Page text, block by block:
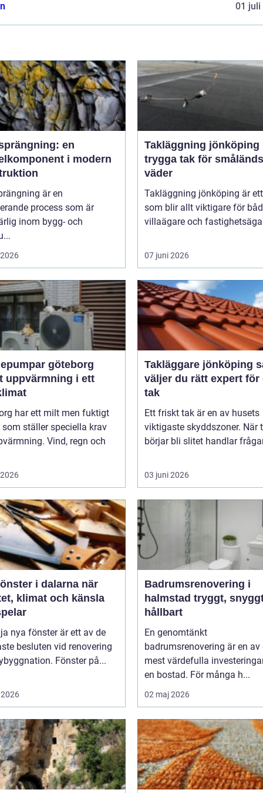
01 juli
en
i modern
är en
process som är
inom bygg- och
Takläggning jönköping
trygga tak för
väder
Takläggning jönköping är
som blir allt viktigare för
villaägare och
07 juni 2026
göteborg
uppvärmning i ett
har ett milt men fuktigt
ställer speciella krav
Vind, regn och
Takläggare jönköping så
väljer du rätt expert för
tak
Ett friskt tak är en av husets
viktigaste skyddszoner. När
börjar bli slitet handlar
03 juni 2026
i dalarna när
klimat och känsla
nya fönster är ett av de
besluten vid renovering
Fönster på...
Badrumsrenovering i
halmstad tryggt, snyggt och
hållbart
En genomtänkt
badrumsrenovering är en av
mest värdefulla
en bostad. För många h...
02 maj 2026